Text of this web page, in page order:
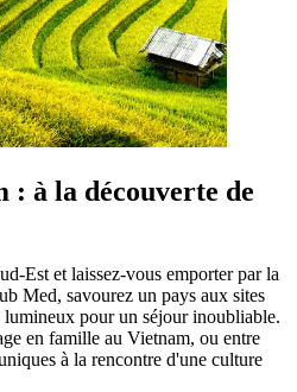
: à la découverte de
Est et laissez-vous emporter par la
Med, savourez un pays aux sites
lumineux pour un séjour inoubliable.
en famille au Vietnam, ou entre
à la rencontre d'une culture